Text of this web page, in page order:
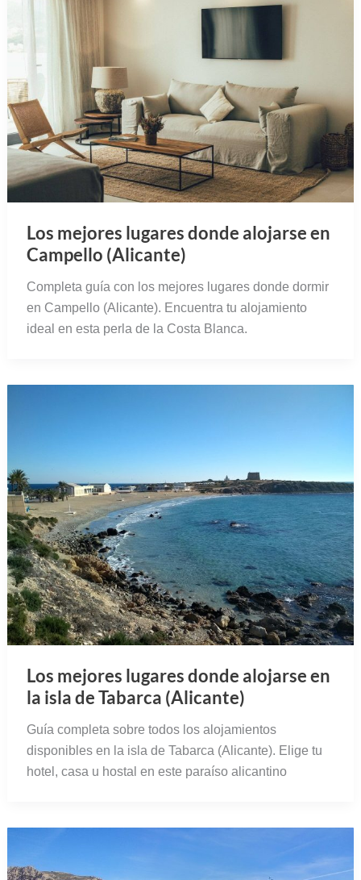
Los mejores lugares donde alojarse en
Campello (Alicante)
Completa guía con los mejores lugares donde dormir
en Campello (Alicante). Encuentra tu alojamiento
ideal en esta perla de la Costa Blanca.
Los mejores lugares donde alojarse en
la isla de Tabarca (Alicante)
Guía completa sobre todos los alojamientos
disponibles en la isla de Tabarca (Alicante). Elige tu
hotel, casa u hostal en este paraíso alicantino